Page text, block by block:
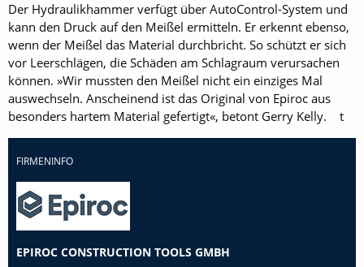
Der Hydraulikhammer verfügt über AutoControl-System und
kann den Druck auf den Meißel ermitteln. Er erkennt ebenso,
wenn der Meißel das Material durchbricht. So schützt er sich
vor Leerschlägen, die Schäden am Schlagraum verursachen
können. »Wir mussten den Meißel nicht ein einziges Mal
auswechseln. Anscheinend ist das Original von Epiroc aus
besonders hartem Material gefertigt«, betont Gerry Kelly. t
FIRMENINFO
EPIROC CONSTRUCTION TOOLS GMBH